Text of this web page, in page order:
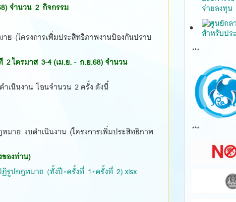
จำนวน 2 กิจกรรม
ย (โครงการเพิ่มประสิทธิภาพงานป้องกันปราบ
2 ไตรมาส 3-4 (เม.ย. - ก.ย.68) จำนวน
เนินงาน โอนจำนวน 2 ครั้ง ดังนี้
มาย งบดำเนินงาน (โครงการเพิ่มประสิทธิภาพ
องท่าน)
ปกฎหมาย (ทั้งปี+ครั้งที่ 1+ครั้งที่ 2).xlsx
***
gfmis
***